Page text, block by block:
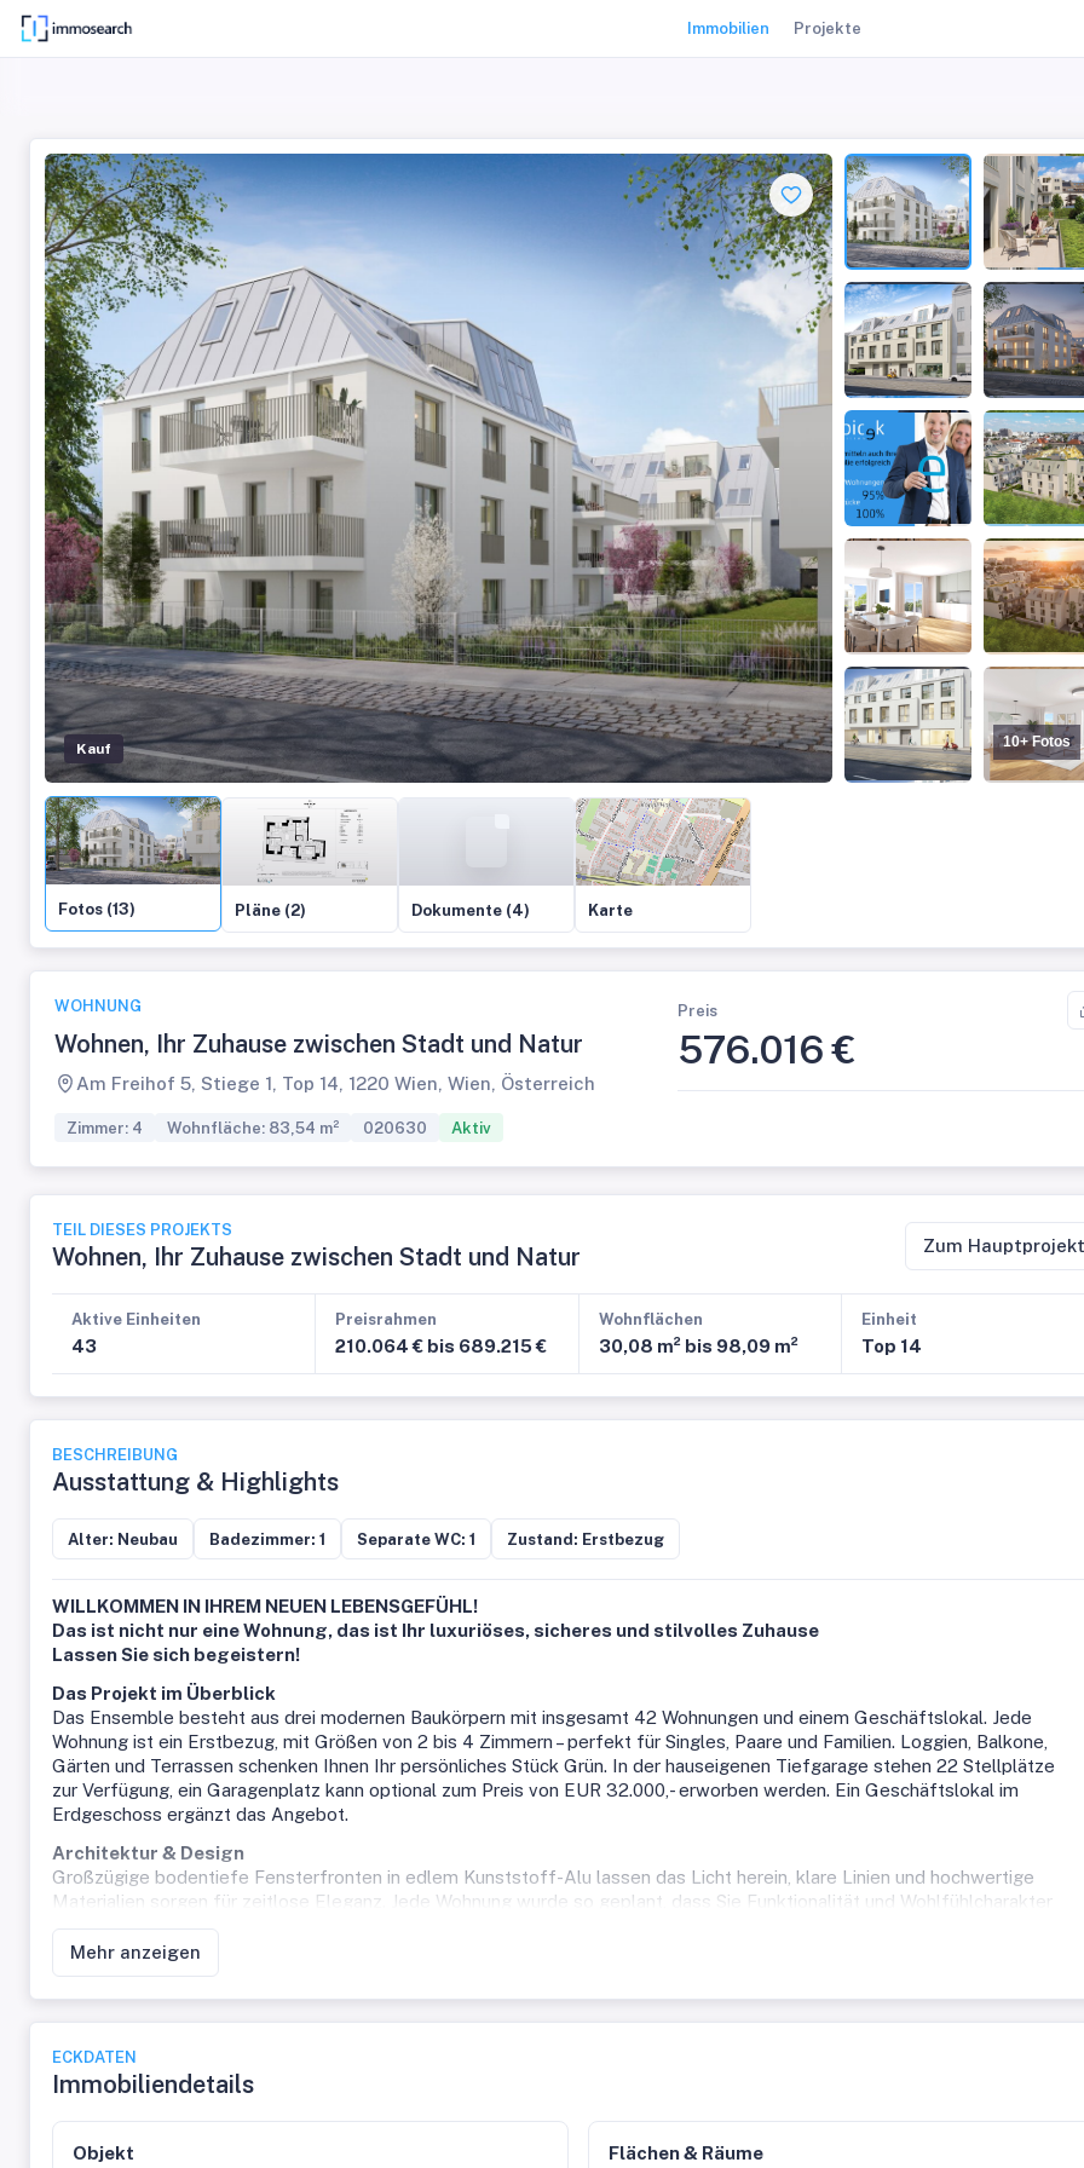
Immobilien Projekte
Kauf 10+ Fotos
Fotos (13) Pläne (2) Dokumente (4) Karte
WOHNUNG
Wohnen, Ihr Zuhause zwischen Stadt und Natur
Am Freihof 5, Stiege 1, Top 14, 1220 Wien, Wien, Österreich
Preis
576.016 €
Zimmer: 4 Wohnfläche: 83,54 m² 020630 Aktiv
TEIL DIESES PROJEKTS
Wohnen, Ihr Zuhause zwischen Stadt und Natur Zum
Aktive Einheiten
43
Preisrahmen
210.064 € bis 689.215 €
Wohnflächen
30,08 m² bis 98,09 m²
Einheit
Top 14
BESCHREIBUNG
Ausstattung & Highlights
Alter: Neubau Badezimmer: 1 Separate WC: 1 Zustand: Erstbezug
WILLKOMMEN IN IHREM NEUEN LEBENSGEFÜHL!
Das ist nicht nur eine Wohnung, das ist Ihr luxuriöses, sicheres und stilvolles Zuhause
Lassen Sie sich begeistern!
Das Projekt im Überblick
Das Ensemble besteht aus drei modernen Baukörpern mit insgesamt 42 Wohnungen und einem Geschäftslokal. Jede
Wohnung ist ein Erstbezug, mit Größen von 2 bis 4 Zimmern – perfekt für Singles, Paare und Familien. Loggien, Balkone,
Gärten und Terrassen schenken Ihnen Ihr persönliches Stück Grün. In der hauseigenen Tiefgarage stehen 22 Stellplätze
zur Verfügung, ein Garagenplatz kann optional zum Preis von EUR 32.000,- erworben werden. Ein Geschäftslokal im
Erdgeschoss ergänzt das Angebot.
Architektur & Design
Großzügige bodentiefe Fensterfronten in edlem Kunststoff-Alu lassen das Licht herein, klare Linien und hochwertige
Materialien sorgen für zeitlose Eleganz. Jede Wohnung wurde so geplant, dass Sie Funktionalität und Wohlfühlcharakter
vereint. Ob offener Wohn-Ess-Bereich oder Rückzugsort zum Entspannen – hier findet jeder seinen Platz. Extensiv
Flachdächer verleihen der Wohnanlage ein harmonisches, natürliches Erscheinungsbild.
Individualität. Und für alle gilt: Hier investieren Sie nicht nur in Quadratmeter, sondern in Lebensqualität.
Grundrisse für jeden Bedarf
Von der kompakten Starterwohnung bis zum großzügigen Familiendomizil – die Grundrisse sind so vielfältig wie die
selbst. Jede Wohnung ist durchdacht geplant, mit optimaler Raumnutzung, Freiflächen und modernem Komfort.
Mehr anzeigen
ECKDATEN
Immobiliendetails
Objekt Flächen & Räume